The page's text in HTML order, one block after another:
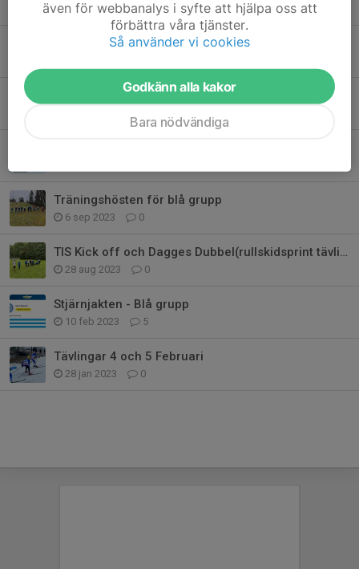
28 feb 2024 0
God Jul och information
Träningsupplägg Trysillägret(blå grupp)
Träningshösten för blå grupp
6 sep 2023 0
TIS Kick off och Dagges Dubbel(rullskidsprint tävling)
28 aug 2023 0
Stjärnjakten - Blå grupp
10 feb 2023 5
Tävlingar 4 och 5 Februari
28 jan 2023 0
även för webbanalys i syfte att hjälpa oss att
förbättra våra tjänster.
Så använder vi cookies
Godkänn alla kakor
Bara nödvändiga